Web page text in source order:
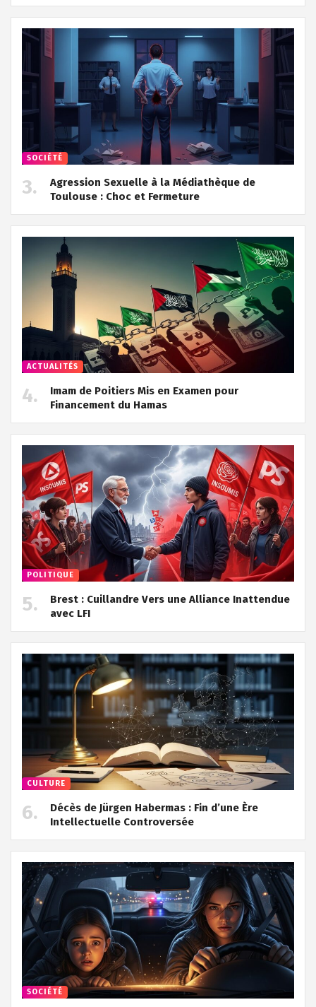
SOCIÉTÉ
Agression Sexuelle à la Médiathèque de
Toulouse : Choc et Fermeture
ACTUALITÉS
Imam de Poitiers Mis en Examen pour
Financement du Hamas
POLITIQUE
Brest : Cuillandre Vers une Alliance Inattendue
avec LFI
CULTURE
Décès de Jürgen Habermas : Fin d’une Ère
Intellectuelle Controversée
SOCIÉTÉ